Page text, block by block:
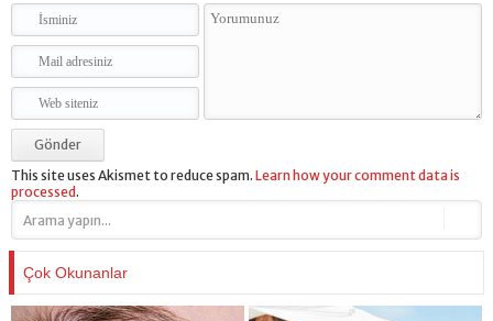
This site uses Akismet to reduce spam. Learn how your comment data is
processed.
Çok Okunanlar